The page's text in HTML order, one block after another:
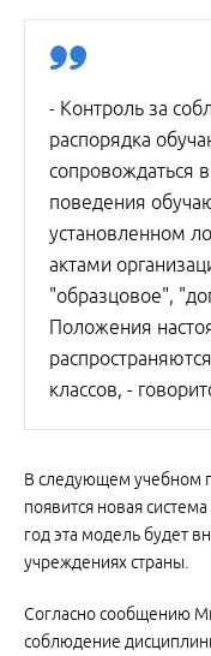
- Контроль за
распорядка
сопровождаться
поведения
установленном
актами
"образцовое",
Положения
классов, -
В следующем учебном
появится новая
год эта модель будет
учреждениях страны.
Согласно сообщению
соблюдение